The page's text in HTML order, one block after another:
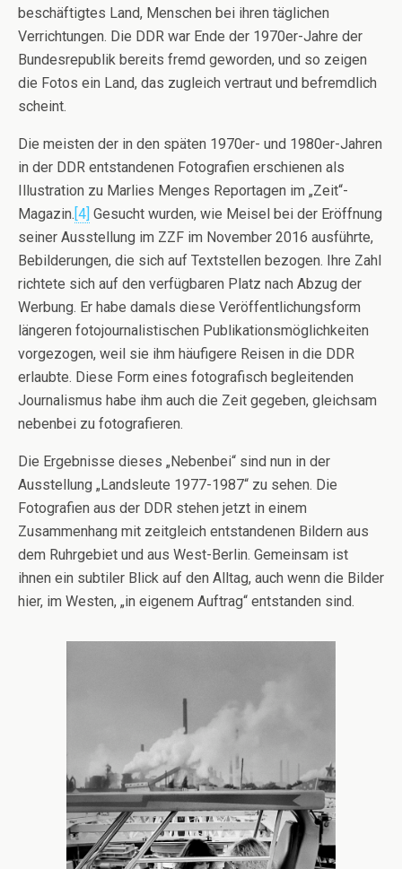
beschäftigtes Land, Menschen bei ihren täglichen
Verrichtungen. Die DDR war Ende der 1970er-Jahre der
Bundesrepublik bereits fremd geworden, und so zeigen
die Fotos ein Land, das zugleich vertraut und befremdlich
scheint.
Die meisten der in den späten 1970er- und 1980er-Jahren
in der DDR entstandenen Fotografien erschienen als
Illustration zu Marlies Menges Reportagen im „Zeit“-
Magazin.[4] Gesucht wurden, wie Meisel bei der Eröffnung
seiner Ausstellung im ZZF im November 2016 ausführte,
Bebilderungen, die sich auf Textstellen bezogen. Ihre Zahl
richtete sich auf den verfügbaren Platz nach Abzug der
Werbung. Er habe damals diese Veröffentlichungsform
längeren fotojournalistischen Publikationsmöglichkeiten
vorgezogen, weil sie ihm häufigere Reisen in die DDR
erlaubte. Diese Form eines fotografisch begleitenden
Journalismus habe ihm auch die Zeit gegeben, gleichsam
nebenbei zu fotografieren.
Die Ergebnisse dieses „Nebenbei“ sind nun in der
Ausstellung „Landsleute 1977-1987“ zu sehen. Die
Fotografien aus der DDR stehen jetzt in einem
Zusammenhang mit zeitgleich entstandenen Bildern aus
dem Ruhrgebiet und aus West-Berlin. Gemeinsam ist
ihnen ein subtiler Blick auf den Alltag, auch wenn die Bilder
hier, im Westen, „in eigenem Auftrag“ entstanden sind.